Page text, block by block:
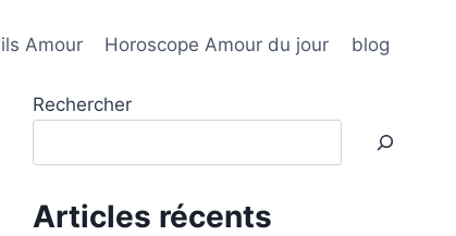
Amour Horoscope Amour du jour blog
Rechercher
Articles récents